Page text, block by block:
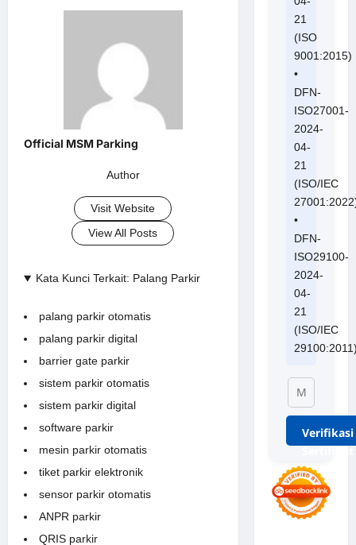
Author
Visit Website
View All Posts
Kata Kunci Terkait: Palang Parkir
palang parkir otomatis
palang parkir digital
barrier gate parkir
sistem parkir otomatis
sistem parkir digital
software parkir
mesin parkir otomatis
tiket parkir elektronik
sensor parkir otomatis
ANPR parkir
QRIS parkir
21
(ISO
9001:2015)
•
DFN-
ISO27001-
2024-
04-
21
(ISO/IEC
•
DFN-
ISO29100-
2024-
04-
21
(ISO/IEC
Verifikasi
Sertifikat